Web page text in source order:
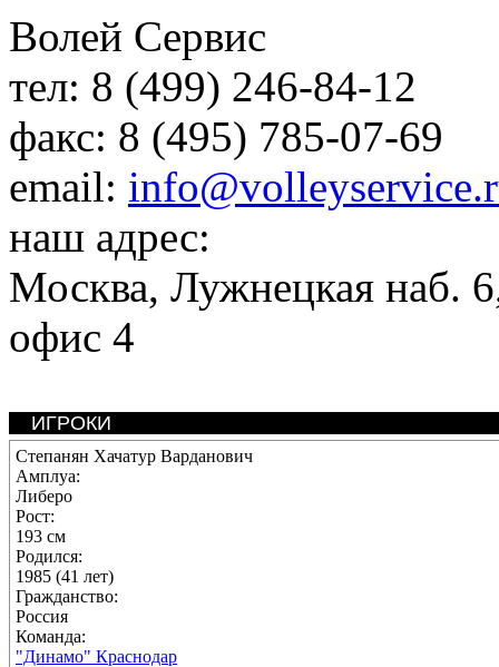
Волей Сервис
тел: 8 (499) 246-84-12
факс: 8 (495) 785-07-69
email:
наш адрес:
Москва, Лужнецкая наб.
офис 4
ИГРОКИ
Степанян Хачатур Варданович
Амплуа:
Либеро
Рост:
193 см
Родился:
1985 (41 лет)
Гражданство:
Россия
Команда:
"Динамо" Краснодар